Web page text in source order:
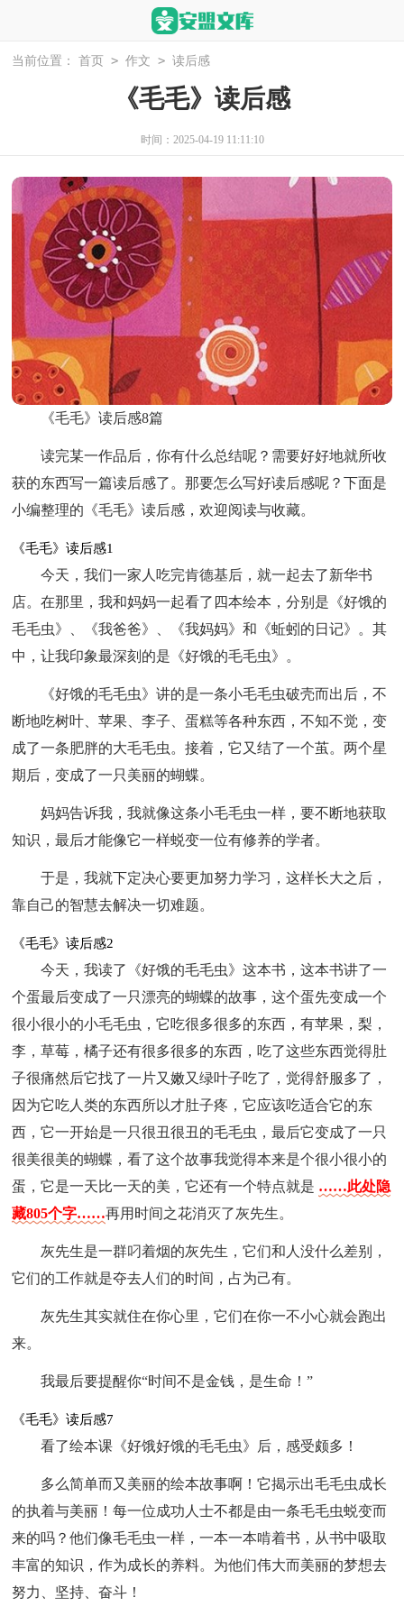
当前位置： 首页 > 作文 > 读后感
《毛毛》读后感
时间：2025-04-19 11:11:10
《毛毛》读后感8篇
读完某一作品后，你有什么总结呢？需要好好地就所收
获的东西写一篇读后感了。那要怎么写好读后感呢？下面是
小编整理的《毛毛》读后感，欢迎阅读与收藏。
《毛毛》读后感1
今天，我们一家人吃完肯德基后，就一起去了新华书
店。在那里，我和妈妈一起看了四本绘本，分别是《好饿的
毛毛虫》、《我爸爸》、《我妈妈》和《蚯蚓的日记》。其
中，让我印象最深刻的是《好饿的毛毛虫》。
《好饿的毛毛虫》讲的是一条小毛毛虫破壳而出后，不
断地吃树叶、苹果、李子、蛋糕等各种东西，不知不觉，变
成了一条肥胖的大毛毛虫。接着，它又结了一个茧。两个星
期后，变成了一只美丽的蝴蝶。
妈妈告诉我，我就像这条小毛毛虫一样，要不断地获取
知识，最后才能像它一样蜕变一位有修养的学者。
于是，我就下定决心要更加努力学习，这样长大之后，
靠自己的智慧去解决一切难题。
《毛毛》读后感2
今天，我读了《好饿的毛毛虫》这本书，这本书讲了一
个蛋最后变成了一只漂亮的蝴蝶的故事，这个蛋先变成一个
很小很小的小毛毛虫，它吃很多很多的东西，有苹果，梨，
李，草莓，橘子还有很多很多的东西，吃了这些东西觉得肚
子很痛然后它找了一片又嫩又绿叶子吃了，觉得舒服多了，
因为它吃人类的东西所以才肚子疼，它应该吃适合它的东
西，它一开始是一只很丑很丑的毛毛虫，最后它变成了一只
很美很美的蝴蝶，看了这个故事我觉得本来是个很小很小的
蛋，它是一天比一天的美，它还有一个特点就是 ……此处隐
藏805个字……再用时间之花消灭了灰先生。
灰先生是一群叼着烟的灰先生，它们和人没什么差别，
它们的工作就是夺去人们的时间，占为己有。
灰先生其实就住在你心里，它们在你一不小心就会跑出
来。
我最后要提醒你“时间不是金钱，是生命！”
《毛毛》读后感7
看了绘本课《好饿好饿的毛毛虫》后，感受颇多！
多么简单而又美丽的绘本故事啊！它揭示出毛毛虫成长
的执着与美丽！每一位成功人士不都是由一条毛毛虫蜕变而
来的吗？他们像毛毛虫一样，一本一本啃着书，从书中吸取
丰富的知识，作为成长的养料。为他们伟大而美丽的梦想去
努力、坚持、奋斗！